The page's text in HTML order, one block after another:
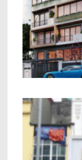
Tòa Nhà